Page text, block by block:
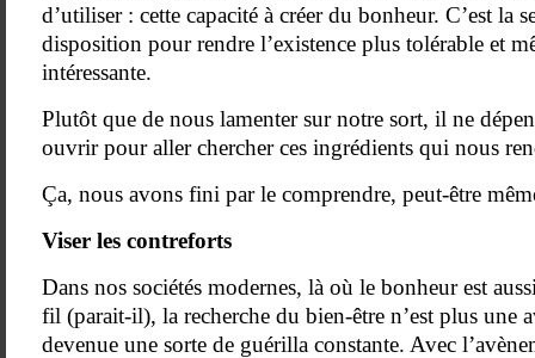
d’utiliser : cette capacité à créer du bonheur. C’est la
disposition pour rendre l’existence plus tolérable et
intéressante.
Plutôt que de nous lamenter sur notre sort, il ne
ouvrir pour aller chercher ces ingrédients qui nous
Ça, nous avons fini par le comprendre, peut-être
Viser les contreforts
Dans nos sociétés modernes, là où le bonheur est
fil (parait-il), la recherche du bien-être n’est plus une
devenue une sorte de guérilla constante. Avec